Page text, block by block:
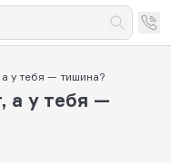
у тебя — тишина?
а у тебя —